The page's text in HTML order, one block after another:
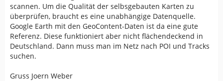
scannen. Um die Qualität der selbsgebauten Karten zu
überprüfen, braucht es eine unabhängige Datenquelle.
Google Earth mit den GeoContent-Daten ist da eine gute
Referenz. Diese funktioniert aber nicht flächendeckend in
Deutschland. Dann muss man im Netz nach POI und Tracks
suchen.
Gruss Joern Weber